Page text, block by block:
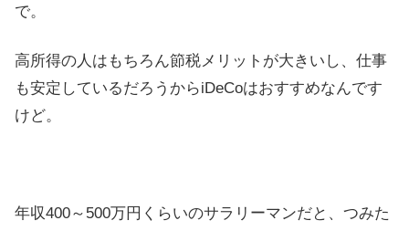
で。
高所得の人はもちろん節税メリットが大きいし、仕事
も安定しているだろうからiDeCoはおすすめなんです
けど。
年収400～500万円くらいのサラリーマンだと、つみた